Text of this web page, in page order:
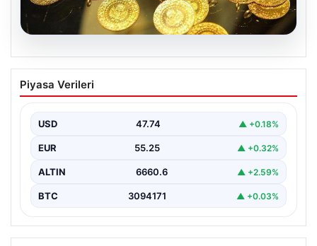
07.08.2026
Altın fiyatları canlı 7 Nisan 2026: Altın
fiyatları bugün ne kadar oldu?
Piyasa Verileri
USD 47.74 ▲ +0.18%
EUR 55.25 ▲ +0.32%
ALTIN 6660.6 ▲ +2.59%
BTC 3094171 ▲ +0.03%